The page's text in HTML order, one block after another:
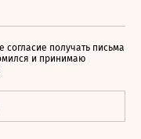
получать письма
и принимаю